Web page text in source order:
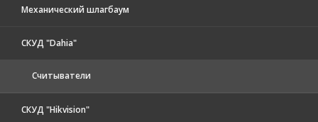
Механический шлагбаум
СКУД "Dahia"
Считыватели
СКУД "Hikvision"